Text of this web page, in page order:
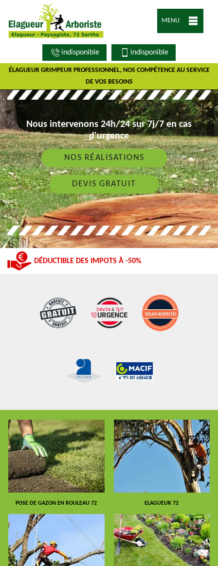
ÉLAGUEUR GRIMPEUR PROFESSIONNEL, NOS COMPÉTENCE AU SERVICE
DE VOS BESOINS
MENU
indisponible indisponible
Nous intervenons 24h/24 sur 7j/7 en cas
d'urgence
NOS RÉALISATIONS
DEVIS GRATUIT
DÉDUCTIBLE DES IMPOTS À -50%
POSE DE GAZON EN ROULEAU 72 ELAGUEUR 72